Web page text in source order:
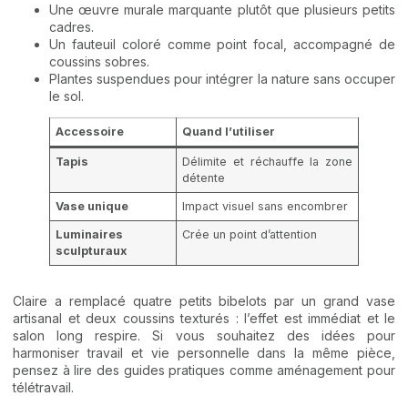
Une œuvre murale marquante plutôt que plusieurs petits
cadres.
Un fauteuil coloré comme point focal, accompagné de
coussins sobres.
Plantes suspendues pour intégrer la nature sans occuper
le sol.
Accessoire Quand l’utiliser
Tapis
Délimite et réchauffe la zone
détente
Vase unique Impact visuel sans encombrer
Luminaires
sculpturaux
Crée un point d’attention
Claire a remplacé quatre petits bibelots par un grand vase
artisanal et deux coussins texturés : l’effet est immédiat et le
salon long respire. Si vous souhaitez des idées pour
harmoniser travail et vie personnelle dans la même pièce,
pensez à lire des guides pratiques commeaménagement pour
télétravail.